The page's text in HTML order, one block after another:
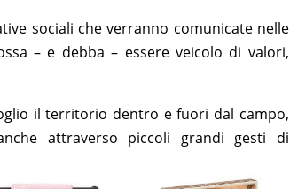
sociali che verranno comunicate nelle
– e debba – essere veicolo di valori,
il territorio dentro e fuori dal campo,
attraverso piccoli grandi gesti di